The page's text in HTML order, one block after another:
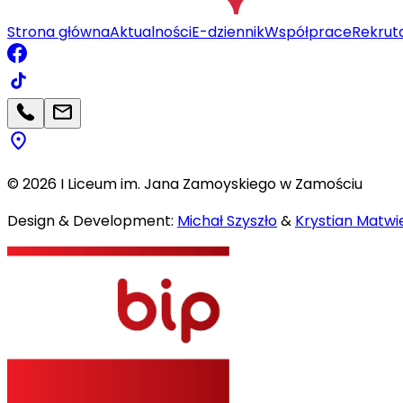
Strona głównaAktualnościE-dziennikWspółprace
©2026 I Liceum im. Jana Zamoyskiego w Zamościu
Design & Development: Michał Szyszło& Krystian